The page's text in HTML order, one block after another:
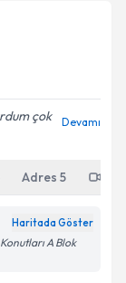
çok
Devamı
Adres 5
Haritada Göster
A Blok